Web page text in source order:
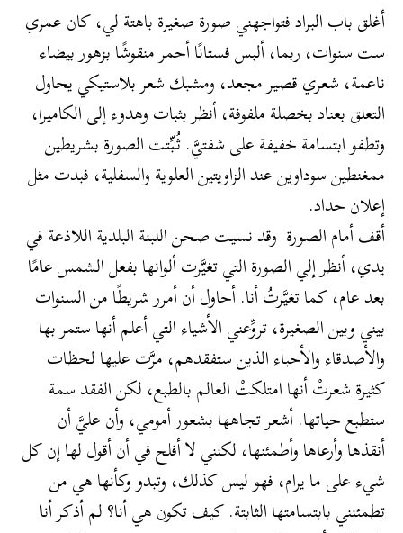
أغلق باب البراد فتواجهني صورة صغيرة باهتة لي، كان عمري
ست سنوات، ربما، ألبس فستانًا أحمر منقوشًا بزهور بيضاء
ناعمة، شعري قصير مجعد، ومشبك شعر بلاستيكي يحاول
التعلق بعناد بخصلة ملفوفة، أنظر بثبات وهدوء إلى الكاميرا،
وتطفو ابتسامة خفيفة على شفتيَّ. ثُبِّتت الصورة بشريطين
ممغنطين سوداوين عند الزاويتين العلوية والسفلية، فبدت مثل
إعلان حداد.
أقف أمام الصورة وقد نسيت صحن اللبنة البلدية اللاذعة في
يدي، أنظر إلي الصورة التي تغيَّرت ألوانها بفعل الشمس عامًا
بعد عام، كما تغيَّرتُ أنا. أحاول أن أمرر شريطًا من السنوات
بيني وبين الصغيرة، تروِّعني الأشياء التي أعلم أنها ستمر بها
والأصدقاء والأحباء الذين ستفقدهم، مرَّت عليها لحظات
كثيرة شعرتْ أنها امتلكتْ العالم بالطبع، لكن الفقد سمة
ستطبع حياتها. أشعر تجاهها بشعور أمومي، وأن عليَّ أن
أنقذها وأرعاها وأطمئنها، لكنني لا أفلح في أن أقول لها إن كل
شيء على ما يرام، فهو ليس كذلك، وتبدو وكأنها هي من
تطمئنني بابتسامتها الثابتة. كيف تكون هي أنا؟ لم أذكر أنا